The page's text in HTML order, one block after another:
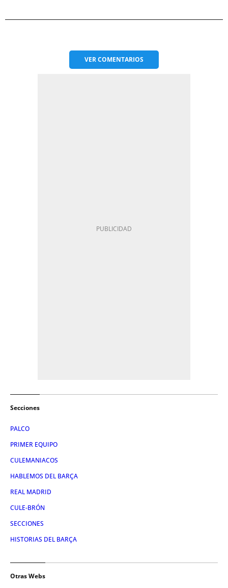
VERCOMENTARIOS
Secciones
PALCO
PRIMER EQUIPO
CULEMANIACOS
HABLEMOS DEL BARÇA
REAL MADRID
CULE-BRÓN
SECCIONES
HISTORIAS DEL BARÇA
Otras Webs